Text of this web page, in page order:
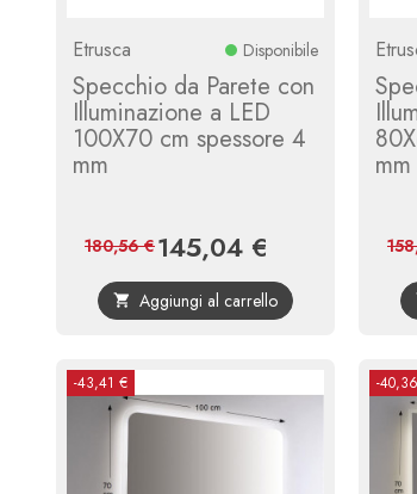
Etrusca Disponibile
Specchio da Parete con
Illuminazione a LED
100X70 cm spessore 4
mm
Prezzo
145,04 €
base
180,56 €
 Aggiungi al carrello
mm
-43,41 € -